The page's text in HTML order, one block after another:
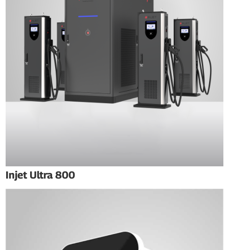
Injet Ultra 800